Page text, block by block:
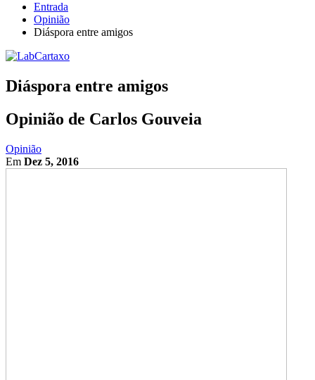
Entrada
Opinião
Diáspora entre amigos
Diáspora entre amigos
Opinião de Carlos Gouveia
Opinião
Em Dez 5, 2016